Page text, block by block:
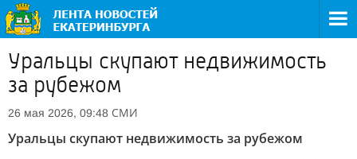
Уральцы скупают недвижимость
за рубежом
26 мая 2026, 09:48 СМИ
Уральцы скупают недвижимость за рубежом